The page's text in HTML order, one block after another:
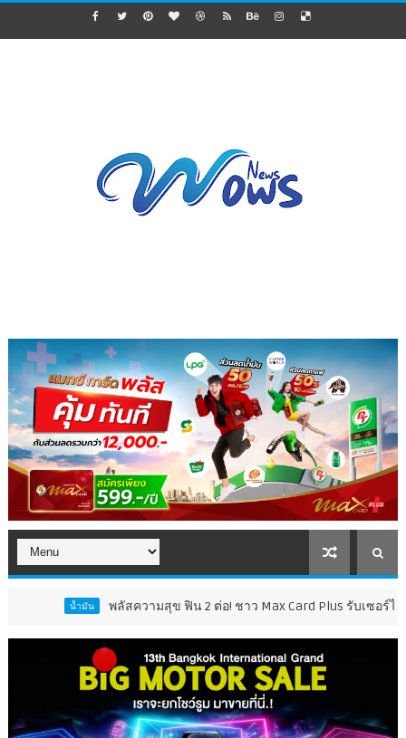
พลัสความสุข ฟิน 2 ต่อ! ชาว Max Card Plus รับเซอร์ไพรส์คุ้ม 2